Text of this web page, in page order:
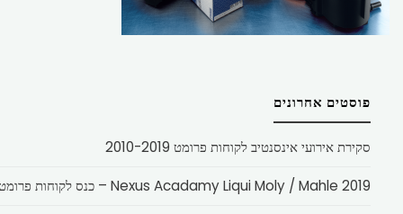
פוסטים אחרונים
סקירת אירועי אינסנטיב לקוחות פרומט 2010-2019
Nexus Acadamy Liqui Moly / Mahle 2019 – כנס לקוחות פרומט